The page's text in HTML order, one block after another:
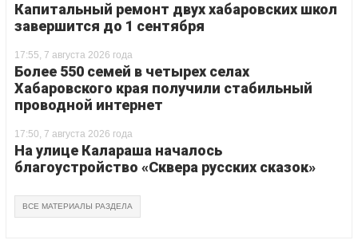
Капитальный ремонт двух хабаровских школ
завершится до 1 сентября
17:55, 7 августа 2026 года
Более 550 семей в четырех селах
Хабаровского края получили стабильный
проводной интернет
17:50, 7 августа 2026 года
На улице Калараша началось
благоустройство «Сквера русских сказок»
ВСЕ МАТЕРИАЛЫ РАЗДЕЛА